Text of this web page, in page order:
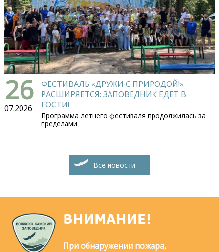
26
07.2026
ФЕСТИВАЛЬ «ДРУЖИ С ПРИРОДОЙ!»
РАСШИРЯЕТСЯ: ЗАПОВЕДНИК ЕДЕТ В
ГОСТИ!
Программа летнего фестиваля продолжилась за
пределами
Все новости
ВНИМАНИЕ!
При обнаружении пожара,